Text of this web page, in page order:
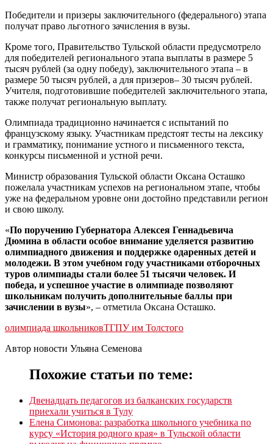
Победители и призеры заключительного (федерального) этапа
получат право льготного зачисления в вузы.
Кроме того, Правительство Тульской области предусмотрело
для победителей регионального этапа выплаты в размере 5
тысяч рублей (за одну победу), заключительного этапа – в
размере 50 тысяч рублей, а для призеров– 30 тысяч рублей.
Учителя, подготовившие победителей заключительного этапа,
также получат региональную выплату.
Олимпиада традиционно начинается с испытаний по
французскому языку. Участникам предстоят тесты на лексику
и грамматику, понимание устного и письменного текста,
конкурсы письменной и устной речи.
Министр образования Тульской области Оксана Осташко
пожелала участникам успехов на региональном этапе, чтобы
уже на федеральном уровне они достойно представили регион
и свою школу.
«По поручению Губернатора Алексея Геннадьевича
Дюмина в области особое внимание уделяется развитию
олимпиадного движения и поддержке одаренных детей и
молодежи. В этом учебном году участниками отборочных
туров олимпиады стали более 51 тысячи человек. И
победа, и успешное участие в олимпиаде позволяют
школьникам получить дополнительные баллы при
зачислении в вузы», – отметила Оксана Осташко.
олимпиада школьниковТГПУ им Толстого
Автор новости Ульяна Семенова
Похожие статьи по теме:
Двенадцать педагогов из балканских государств
приехали учиться в Тулу
Елена Симонова: разработка школьного учебника по
курсу «История родного края» в Тульской области